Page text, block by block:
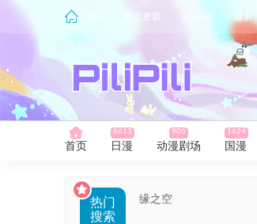
最近更新 pilipili吧 最新
首页 日漫
6613
动漫剧场
906
国漫
1624
热门
搜索
缘之空